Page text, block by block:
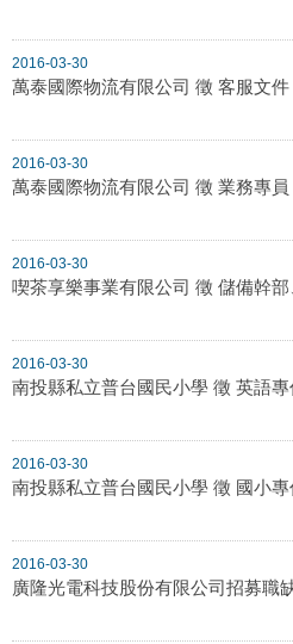
2016-03-30
萬泰國際物流有限公司 徵 客服文件
2016-03-30
萬泰國際物流有限公司 徵 業務專員
2016-03-30
喫茶享樂事業有限公司 徵 儲備幹部
2016-03-30
南投縣私立普台國民小學 徵 英語專
2016-03-30
南投縣私立普台國民小學 徵 國小專
2016-03-30
廣隆光電科技股份有限公司招募職